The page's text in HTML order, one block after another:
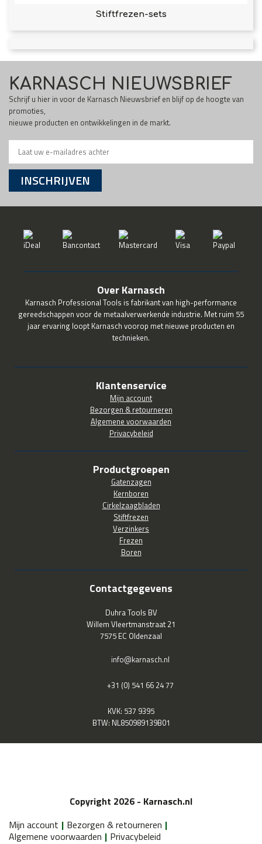
Stiftfrezen-sets
KARNASCH NIEUWSBRIEF
Schrijf u hier in voor de Karnasch Nieuwsbrief en blijf op de hoogte van
promoties,
nieuwe producten en ontwikkelingen in de markt.
INSCHRIJVEN
Over Karnasch
Karnasch Professional Tools is fabrikant van high-performance
gereedschappen voor de metaalverwerkende industrie. Met ruim 55
jaar ervaring loopt Karnasch voorop met nieuwe producten en
technieken.
Klantenservice
Mijn account
Bezorgen & retourneren
Algemene voorwaarden
Privacybeleid
Productgroepen
Gatenzagen
Kernboren
Cirkelzaagbladen
Stiftfrezen
Verzinkers
Frezen
Boren
Contactgegevens
Duhra Tools BV
Willem Vleertmanstraat 21
7575 EC Oldenzaal
info@karnasch.nl
+31 (0) 541 66 24 77
KVK: 537 9395
BTW: NL850989139B01
Copyright 2026 - Karnasch.nl
Mijn account
Bezorgen & retourneren
Algemene voorwaarden
Privacybeleid